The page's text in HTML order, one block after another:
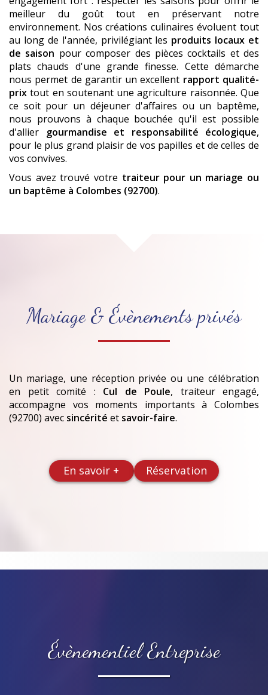
meilleur du goût tout en préservant notre
environnement. Nos créations culinaires évoluent tout
au long de l'année, privilégiant les produits locaux et
de saison pour composer des pièces cocktails et des
plats chauds d'une grande finesse. Cette démarche
nous permet de garantir un excellent rapport qualité-
prix tout en soutenant une agriculture raisonnée. Que
ce soit pour un déjeuner d'affaires ou un baptême,
nous prouvons à chaque bouchée qu'il est possible
d'allier
gourmandise et responsabilité écologique,
pour le plus grand plaisir de vos papilles et de celles de
vos convives.
Vous avez trouvé votre traiteur pour un mariage ou
un baptême à Colombes (92700).
Mariage & Évènements privés
Un mariage, une réception privée ou une célébration
en petit comité : Cul de Poule, traiteur engagé,
accompagne vos moments importantsà Colombes
(92700) avec sincérité et savoir-faire.
En savoir + Réservation
Évènementiel Entreprise